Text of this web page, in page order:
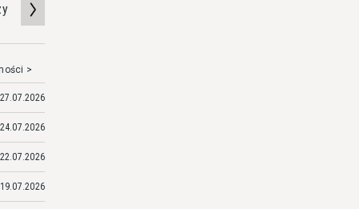
>
27.07.2026
24.07.2026
22.07.2026
19.07.2026